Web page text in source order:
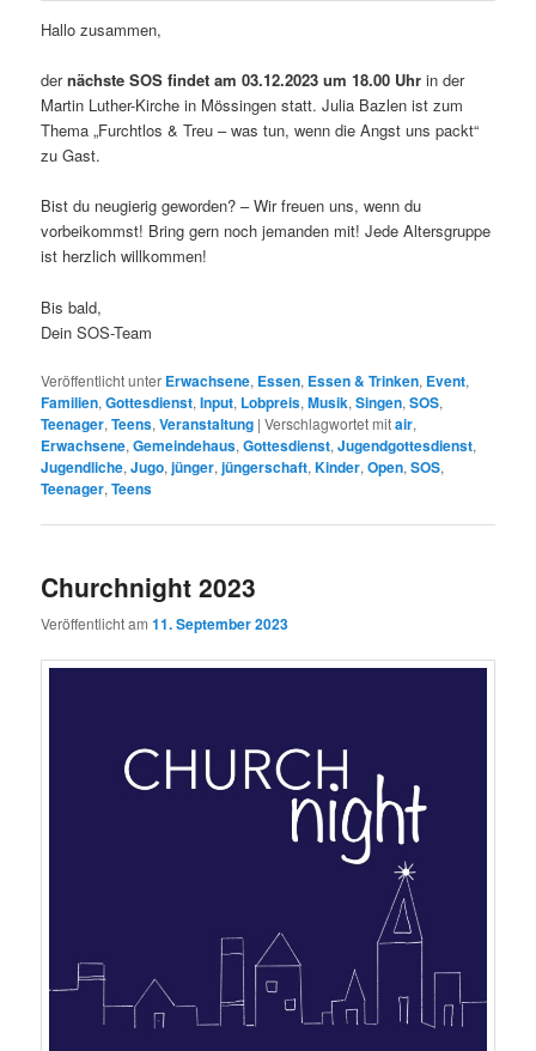
Hallo zusammen,
dernächste SOS findet am 03.12.2023 um 18.00 Uhrin der
Martin Luther-Kirche in Mössingen statt. Julia Bazlen ist zum
Thema „Furchtlos & Treu – was tun, wenn die Angst uns packt“
zu Gast.
Bist du neugierig geworden? – Wir freuen uns, wenn du
vorbeikommst! Bring gern noch jemanden mit! Jede Altersgruppe
ist herzlich willkommen!
Bis bald,
Dein SOS-Team
Veröffentlicht unter Erwachsene, Essen, Essen & Trinken, Event,
Familien,Gottesdienst,Input, Lobpreis,Musik,Singen,SOS,
Teenager,Teens,Veranstaltung |Verschlagwortet mitair,
Erwachsene,Gemeindehaus,Gottesdienst,Jugendgottesdienst,
Jugendliche,Jugo,jünger,jüngerschaft,Kinder,Open,SOS,
Teenager,Teens
Churchnight 2023
Veröffentlicht am11. September 2023